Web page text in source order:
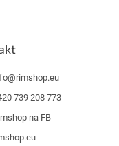
@rimshop.eu
739 208 773
na FB